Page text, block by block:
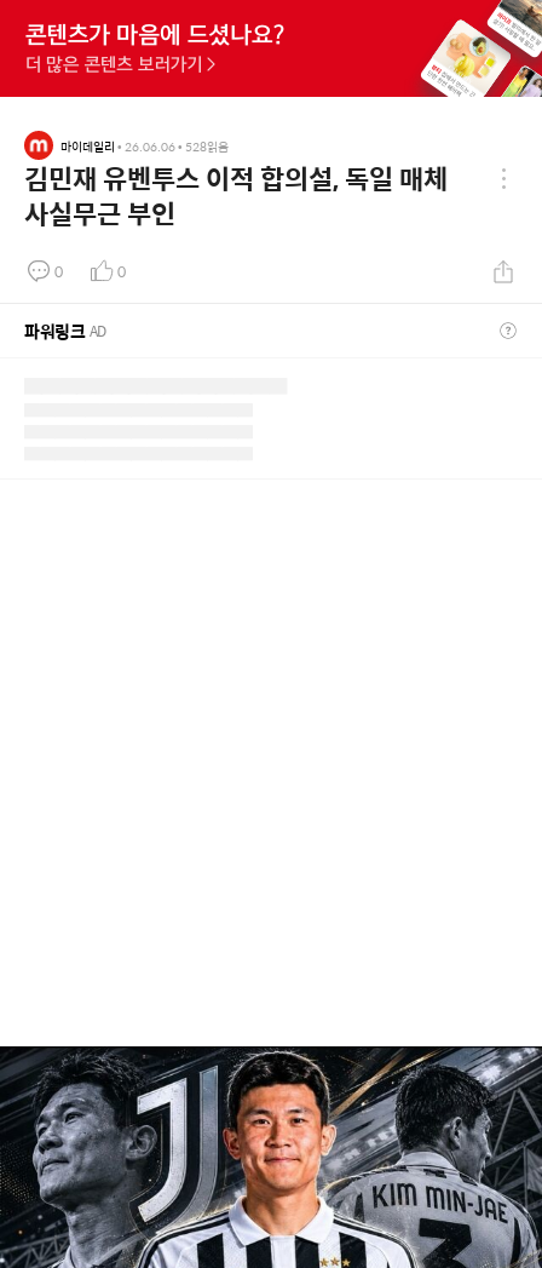
마이데일리 • 26.06.06• 528읽음
김민재 유벤투스 이적 합의설, 독일 매체
사실무근 부인
0 0
파워링크AD